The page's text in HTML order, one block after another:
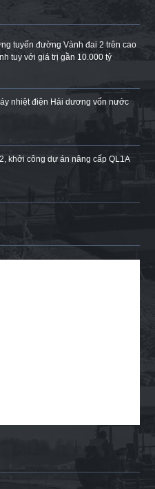
tuyến đường Vành đai 2 trên cao
tuy với giá trị gần 10.000 tỷ
nhiệt điện Hải dương vốn nước
khởi công dự án nâng cấp QL1A